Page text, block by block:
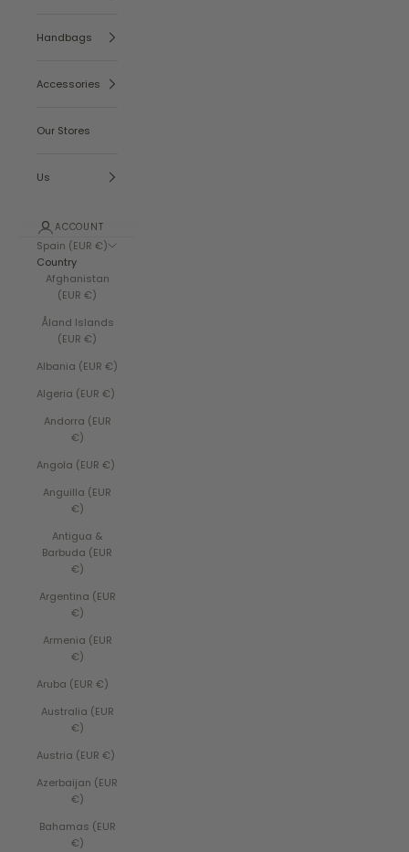
Handbags
Accessories
Our Stores
Us
ACCOUNT
Spain (EUR €)
Country
Afghanistan
(EUR €)
Åland Islands
(EUR €)
Albania (EUR €)
Algeria (EUR €)
Andorra (EUR
€)
Angola (EUR €)
Anguilla (EUR
€)
Antigua &
Barbuda (EUR
€)
Argentina (EUR
€)
Armenia (EUR
€)
Aruba (EUR €)
Australia (EUR
€)
Austria (EUR €)
Azerbaijan (EUR
€)
Bahamas (EUR
€)